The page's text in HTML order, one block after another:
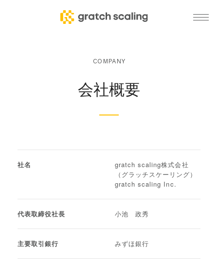
COMPANY
会社概要
社名
gratch scaling株式会社
（グラッチスケーリング）
gratch scaling Inc.
代表取締役社長 小池 政秀
主要取引銀行 みずほ銀行